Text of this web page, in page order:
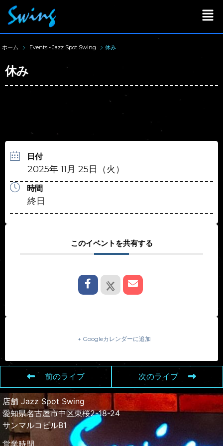
ホーム Events - Jazz Spot Swing 休み
休み
日付
2025年 11月 25日（火）
時間
終日
このイベントを共有する
+ Googleカレンダーに追加
前のライブ 次のライブ
店舗 Jazz Spot Swing
愛知県名古屋市中区東桜2-18-24
サンマルコビルB1